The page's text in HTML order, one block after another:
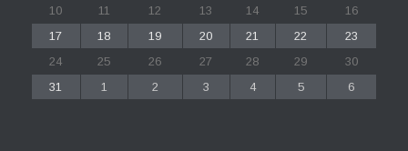
10
11 12 13 14 15
16
17
18 19 20 21 22
23
24
25 26 27 28 29
30
31
1 2 3 4 5 6